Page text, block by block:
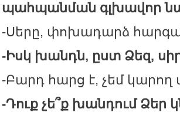
պահպանման գլխավոր
-Սերը, փոխադարձ
-Իսկ խանդն, ըստ Ձեզ,
-Բարդ հարց է, չեմ
-Դուք չե՞ք խանդում Ձեր